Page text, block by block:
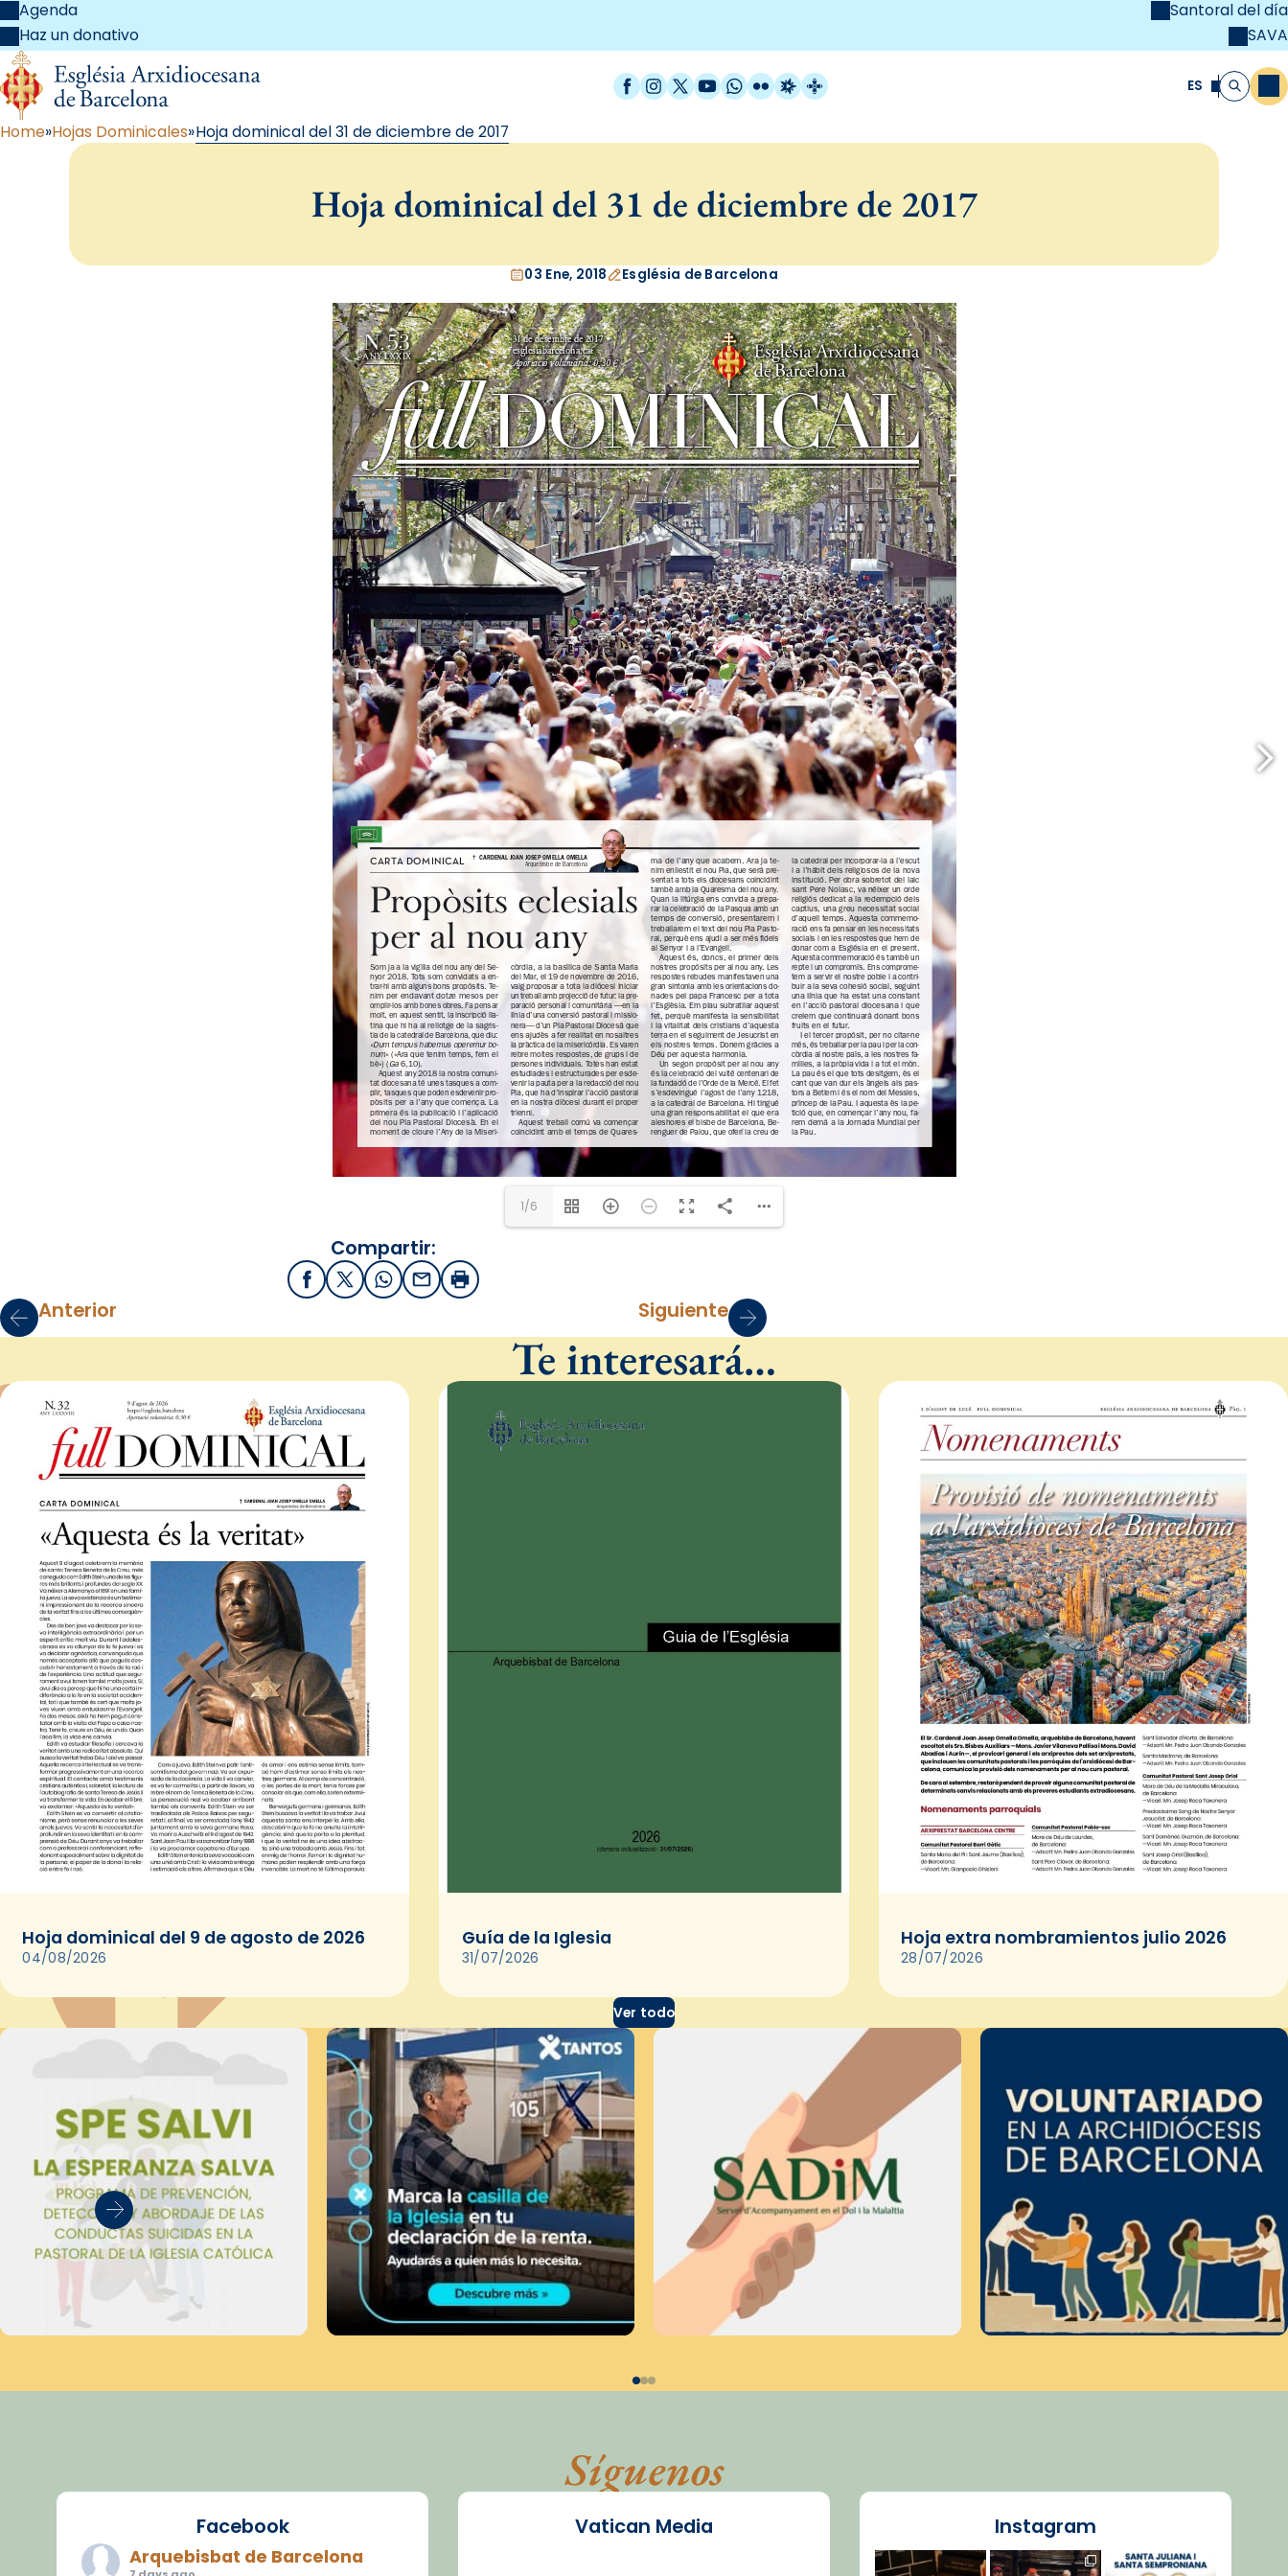
Agenda
Haz un donativo
Santoral del día
SAVA
Facebook
Instagram
X / Twitter
YouTube
WhatsApp
FlickrRadio Estel
Catalunya Cristiana ES Buscar
Home Hojas Dominicales Hoja dominical del 31 de diciembre de 2017
Hoja dominical del 31 de diciembre de 2017
03 Ene, 2018 Església de Barcelona
1/6
Compartir:
FacebookX / Twitter
WhatsApp
EmailImprimir
Anterior Siguiente
Te interesará…
Hoja dominical del 9 de agosto de 2026
04/08/2026
Guía de la Iglesia
31/07/2026
Hoja extra nombramientos julio 2026
28/07/2026
Ver todo
Síguenos
Facebook
Arquebisbat de Barcelona
Vatican Media Instagram